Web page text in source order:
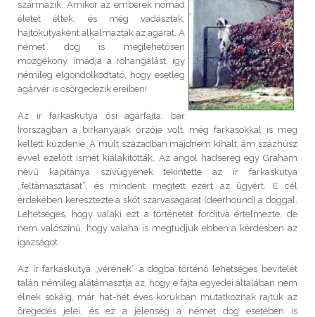
származik. Amikor az emberek nomád
életet éltek, és még vadásztak,
hajtókutyaként alkalmazták az agarat. A
német dog is meglehetősen
mozgékony, imádja a rohangálást, így
némileg elgondolkodtató, hogy esetleg
agárvér is csörgedezik ereiben!
Az ír farkaskutya ősi agárfajta, bár
Írországban a birkanyájak őrzője volt, még farkasokkal is meg
kellett küzdenie. A múlt században majdnem kihalt, ám százhúsz
évvel ezelőtt ismét kialakították. Az angol hadsereg egy Graham
nevű kapitánya szívügyének tekintette az ír farkaskutya
„feltámasztását”, és mindent megtett ezért az ügyért. E cél
érdekében keresztezte a skót szarvasagarat (deerhound) a doggal.
Lehetséges, hogy valaki ezt a történetet fordítva értelmezte, de
nem valószínű, hogy valaha is megtudjuk ebben a kérdésben az
igazságot.
Az ír farkaskutya „vérének” a dogba történő lehetséges bevitelét
talán némileg alátámasztja az, hogy e fajta egyedei általában nem
élnek sokáig, már hat-hét éves korukban mutatkoznak rajtuk az
öregedés jelei, és ez a jelenség a német dog esetében is